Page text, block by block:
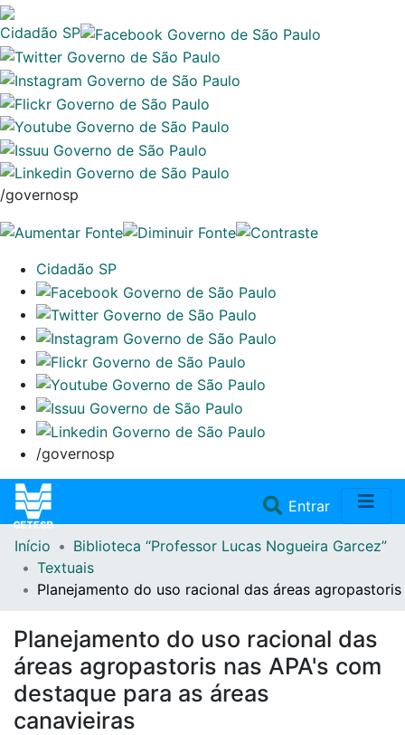
Cidadão SP
/governosp
Cidadão SP
/governosp
Entrar(current)
Home
Repositório
Doações/Aquisições
Início
Biblioteca “Professor Lucas Nogueira Garcez”
Textuais
Planejamento do uso racional das áreas
Planejamento do uso racional das
áreas agropastoris nas APA's com
destaque para as áreas
canavieiras